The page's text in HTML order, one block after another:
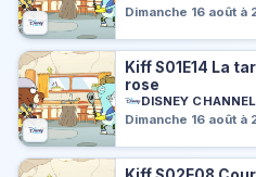
Dimanche 16 août à
Kiff S01E14 La
rose
DISNEY CHANNEL
Dimanche 16 août à